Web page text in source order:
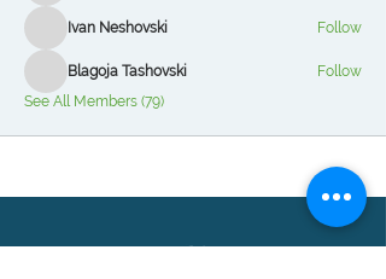
Ivan Neshovski Follow
Blagoja Tashovski
Follow
See All Members (79)